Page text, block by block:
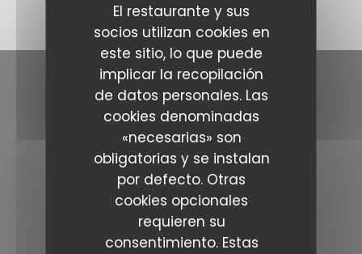
El restaurante y sus
socios utilizan cookies en
este sitio, lo que puede
implicar la recopilación
de datos personales. Las
cookies denominadas
«necesarias» son
obligatorias y se instalan
por defecto. Otras
cookies opcionales
requieren su
consentimiento. Estas
Contacto
A Taaable
62 Rue De gand 59800 Lille((abre en una
09 51 42 04 15
Seguirnos